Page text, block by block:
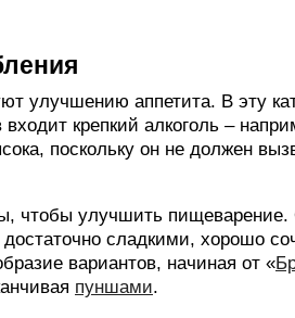
улучшению аппетита. В эту
входит крепкий алкоголь –
поскольку он не должен
чтобы улучшить пищеварение.
достаточно сладкими, хорошо
вариантов, начиная от «
пуншами.